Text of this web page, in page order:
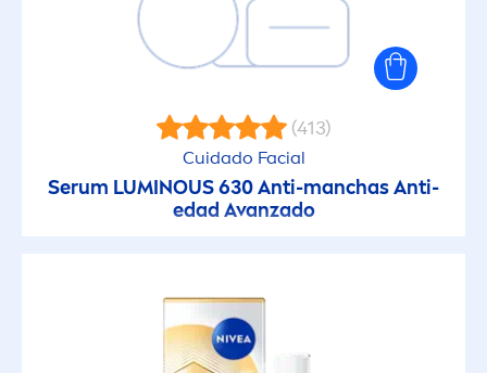
(413)
Cuidado Facial
Serum LUMINOUS630 Anti-manchas Anti-
edad Avanzado